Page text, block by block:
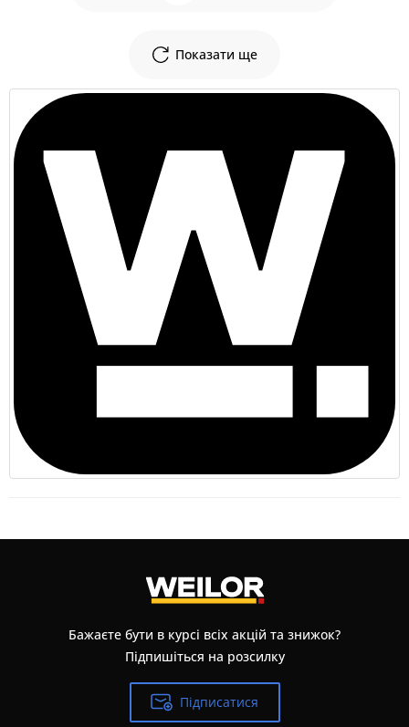
Показати ще
Бажаєте бути в курсі всіх акцій та знижок?
Підпишіться на розсилку
Підписатися